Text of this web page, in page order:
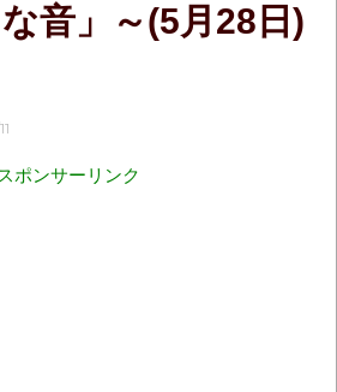
音」～(5月28日)
スポンサーリンク